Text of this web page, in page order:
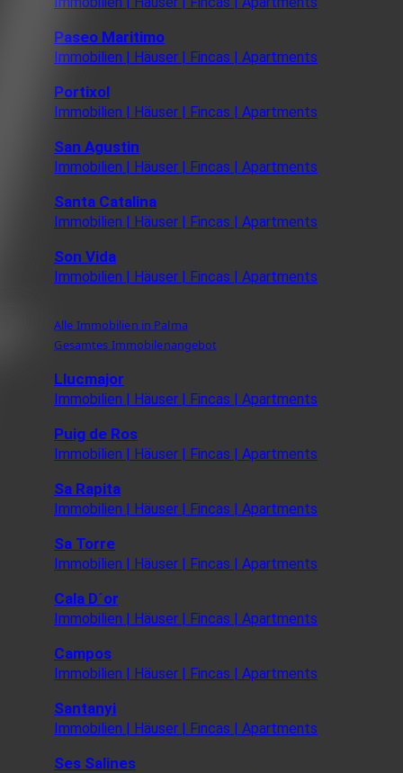
Paseo Maritimo
Immobilien | Häuser | Fincas | Apartments
Portixol
Immobilien | Häuser | Fincas | Apartments
San Agustin
Immobilien | Häuser | Fincas | Apartments
Santa Catalina
Immobilien | Häuser | Fincas | Apartments
Son Vida
Immobilien | Häuser | Fincas | Apartments
Alle Immobilien in Palma
Gesamtes Immobilenangebot
Llucmajor
Immobilien | Häuser | Fincas | Apartments
Puig de Ros
Immobilien | Häuser | Fincas | Apartments
Sa Rapita
Immobilien | Häuser | Fincas | Apartments
Sa Torre
Immobilien | Häuser | Fincas | Apartments
Cala D´or
Immobilien | Häuser | Fincas | Apartments
Campos
Immobilien | Häuser | Fincas | Apartments
Santanyi
Immobilien | Häuser | Fincas | Apartments
Ses Salines